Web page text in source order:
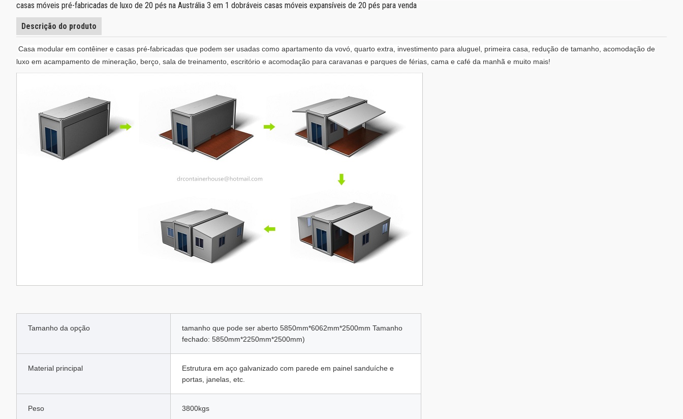
casas móveis pré-fabricadas de luxo de 20 pés na Austrália 3 em 1 dobráveis casas móveis expansíveis de 20 pés para venda
Descrição do produto
Casa modular em contêiner e casas pré-fabricadas que podem ser usadas como apartamento da vovó, quarto extra, investimento para aluguel, primeira casa, redução de tamanho, acomodação de
luxo em acampamento de mineração, berço, sala de treinamento, escritório e acomodação para caravanas e parques de férias, cama e café da manhã e muito mais!
Tamanho da opção
tamanho que pode ser aberto 5850mm*6062mm*2500mm Tamanho
fechado: 5850mm*2250mm*2500mm)
Material principal
Estrutura em aço galvanizado com parede em painel sanduíche e
portas, janelas, etc.
Peso 3800kgs